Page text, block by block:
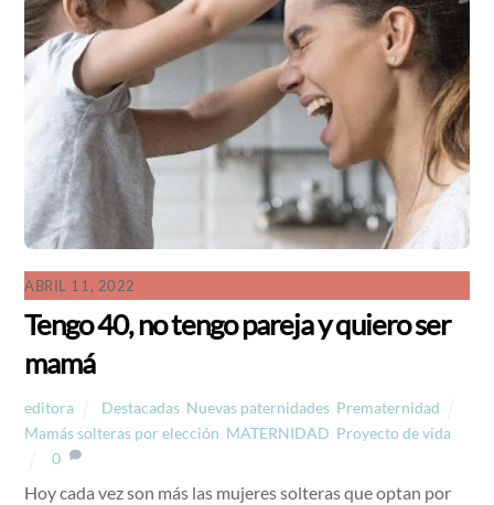
ABRIL 11, 2022
Tengo 40, no tengo pareja y quiero ser
mamá
editora Destacadas, Nuevas paternidades, Prematernidad
Mamás solteras por elección MATERNIDAD Proyecto de vida
0
Hoy cada vez son más las mujeres solteras que optan por